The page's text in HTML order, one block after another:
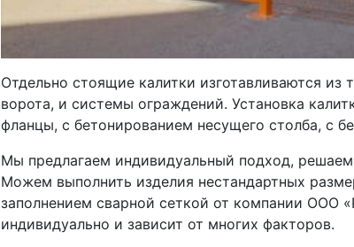
Отдельно стоящие калитки изготавливаются из
ворота, и системы ограждений. Установка
фланцы, с бетонированием несущего столба, с
Мы предлагаем индивидуальный подход,
Можем выполнить изделия нестандартных
заполнением сварной сеткой от компании
индивидуально и зависит от многих факторов.